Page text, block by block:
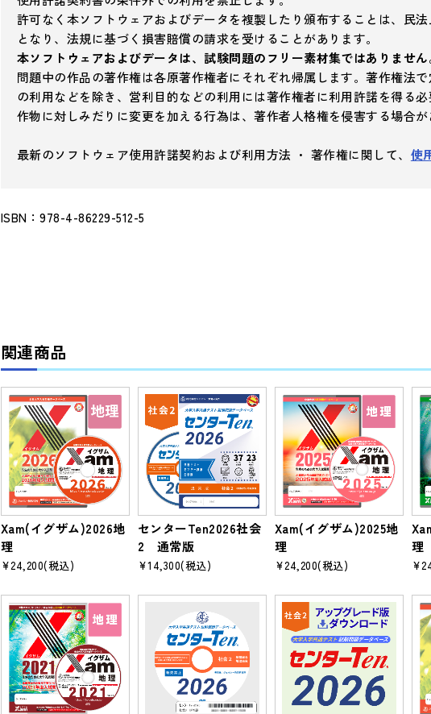
許可なく本ソフトウェアおよびデータを複製したり頒布することは、民
となり、法規に基づく損害賠償の請求を受けることがあります。
本ソフトウェアおよびデータは、試験問題のフリー素材集ではありません
問題中の作品の著作権は各原著作権者にそれぞれ帰属します。著作権法
の利用などを除き、営利目的などの利用には著作権者に利用許諾を得る
作物に対しみだりに変更を加える行為は、著作者人格権を侵害する場合が
最新のソフトウェア使用許諾契約および利用方法 ・ 著作権に関して、 使
ISBN：978-4-86229-512-5
関連商品
Xam(イグザム)2026地
理
¥24,200(税込)
センターTen2026社会
2 通常版
¥14,300(税込)
Xam(イグザム)2025地
理
¥24,200(税込)
理